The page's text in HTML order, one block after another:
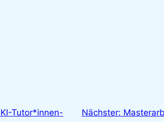
Tutor*innen-
Nächster: